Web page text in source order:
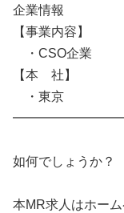
企業情報
【事業内容】
・CSO企業
【本 社】
・東京
如何でしょうか？
本MR求人はホー